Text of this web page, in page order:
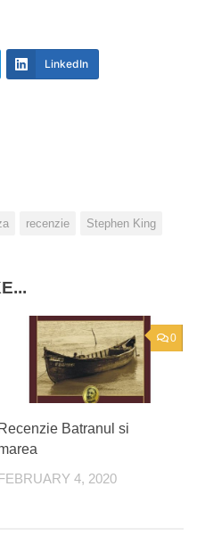
LinkedIn
recenzie Stephen King
0
Recenzie Batranul si
FEBRUARY 4, 2020